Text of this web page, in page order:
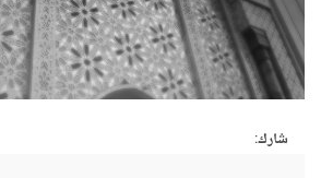
شارك: